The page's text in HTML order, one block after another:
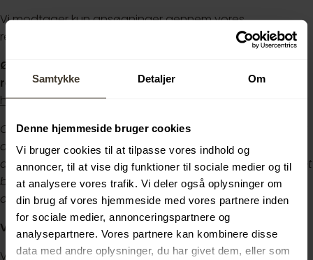
Samtykke Detaljer Om
Denne hjemmeside bruger cookies
Vi bruger cookies til at tilpasse vores indhold og
annoncer, til at vise dig funktioner til sociale medier og til
at analysere vores trafik. Vi deler også oplysninger om
din brug af vores hjemmeside med vores partnere inden
for sociale medier, annonceringspartnere og
analysepartnere. Vores partnere kan kombinere disse
data med andre oplysninger, du har givet dem, eller som
Vi modtager kun ansøgninger gennem vores
rekrutteringssystem.
Ønsker du at vide mere om den videre
rekrutteringsproces, kan du læse mere her:
https://www.carl-ras.dk/rekruttering
Carl Ras ser mangfoldighed som en styrke og arbejder
aktivt med diversitet bl.a. som del af Dansk Erhvervs
diversitetspagt. Vi opfordrer derfor kvalificerede, uanset
baggrund, til at søge jobbet. Undlad gerne billede,
oplysning om alder og lignende i din ansøgning.
Vi glæder os til at høre fra dig.
Venligst henvis til elevportalen.dk ved ansøgning